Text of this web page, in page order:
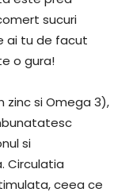
sucuri
ai tu de facut
o gura!
zinc si Omega 3),
si
Circulatia
ceea ce